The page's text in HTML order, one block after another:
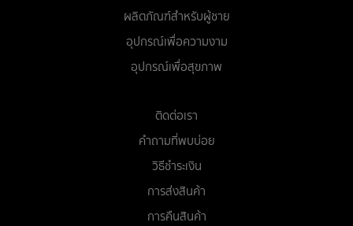
ผลิตภัณฑ์สำหรับผู้ชาย
อุปกรณ์เพื่อความงาม
อุปกรณ์เพื่อสุขภาพ
ติดต่อเรา
คำถามที่พบบ่อย
วิธีชำระเงิน
การส่งสินค้า
การคืนสินค้า